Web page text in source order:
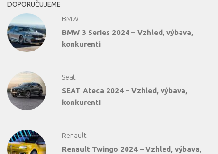
DOPORUČUJEME
BMW
BMW 3 Series 2024 – Vzhled, výbava,
konkurenti
Seat
SEAT Ateca 2024 – Vzhled, výbava,
konkurenti
Renault
Renault Twingo 2024 – Vzhled, výbava,